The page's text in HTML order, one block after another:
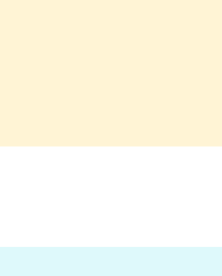
Prima Lajk